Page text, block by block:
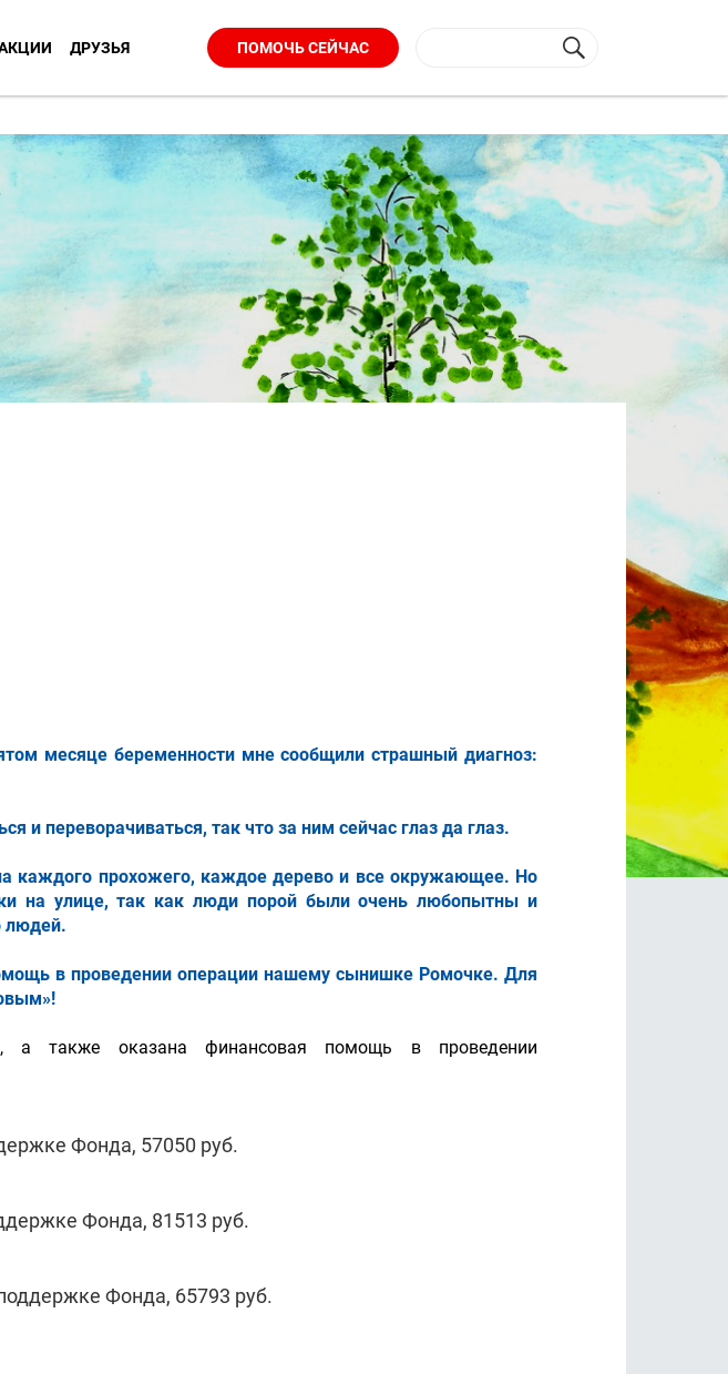
ДРУЗЬЯ ПОМОЧЬ СЕЙЧАС
месяце беременности мне сообщили страшный диагноз:
и переворачиваться, так что за ним сейчас глаз да глаз.
каждого прохожего, каждое дерево и все окружающее. Но
на улице, так как люди порой были очень любопытны и
людей.
в проведении операции нашему сынишке Ромочке. Для
а также оказана финансовая помощь в проведении
Фонда, 57050 руб.
Фонда, 81513 руб.
Фонда, 65793 руб.